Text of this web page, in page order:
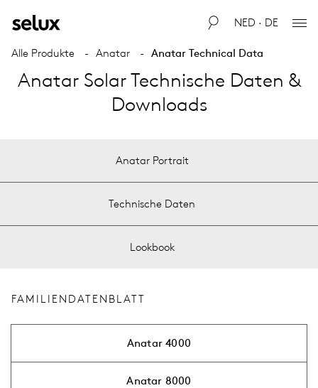
NED · DE
Alle Produkte Anatar Anatar Technical Data
Anatar Solar Technische Daten &
Downloads
Anatar Portrait
Technische Daten
Lookbook
FAMILIENDATENBLATT
Anatar 4000
Anatar 8000